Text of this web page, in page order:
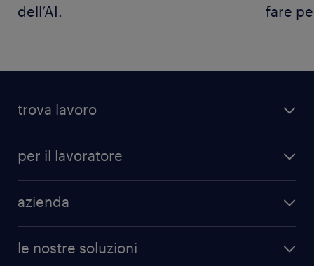
dell’AI.
fare
trova lavoro
per il lavoratore
azienda
le nostre soluzioni